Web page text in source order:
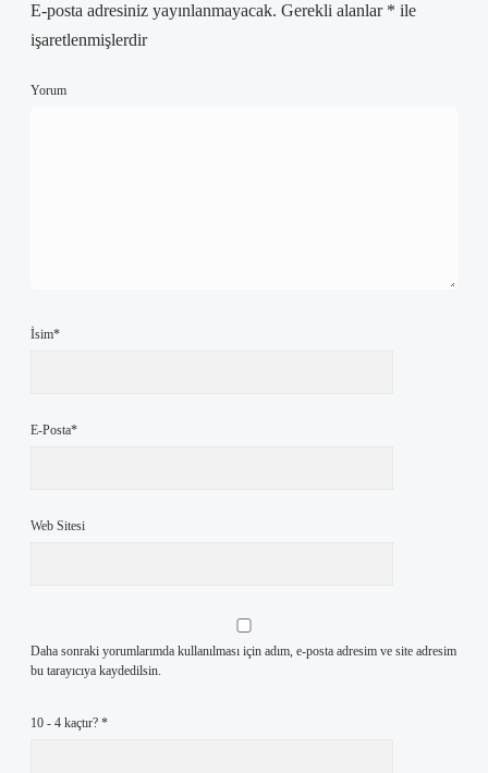
E-posta adresiniz yayınlanmayacak. Gerekli alanlar * ile
işaretlenmişlerdir
Yorum
İsim*
E-Posta*
Web Sitesi
Daha sonraki yorumlarımda kullanılması için adım, e-posta adresim ve site adresim
bu tarayıcıya kaydedilsin.
10 - 4 kaçtır? *